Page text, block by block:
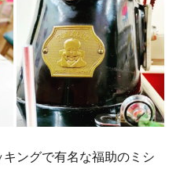
ングで有名な福助のミシ